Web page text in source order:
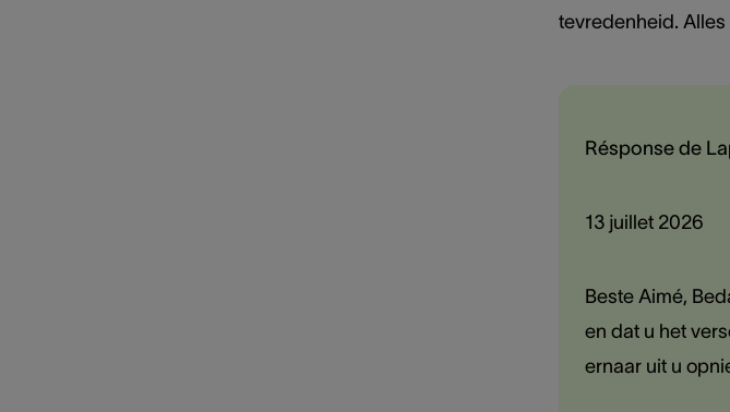
tevredenheid.
Résponse de
13 juillet 2026
Beste Aimé,
en dat u het
ernaar uit u